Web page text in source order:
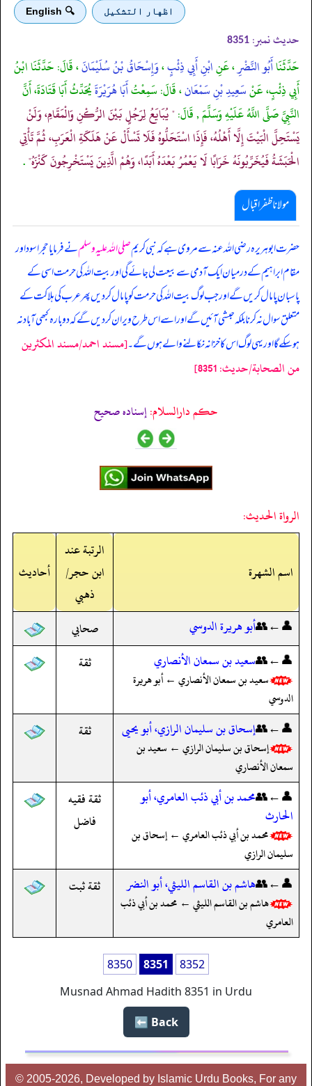
اظهار التشكيل 🔍 English
حدیث نمبر: 8351
حَدَّثَنَاأَبُو النَّضْرِ، عَنِابْنِ أَبِي ذِئْبٍ،وَإِسْحَاقُ بْنُ سُلَيْمَانَ، قَالَ: حَدَّثَنَا ابْنُ
أَبِي ذِئْبٍ، عَنْسَعِيدِ بْنِ سَمْعَان، قَالَ: سَمِعْتُأَبَا هُرَيْرَةَيُحَدِّثُ أَبَا قَتَادَةَ، أَنَّ
النَّبِيَّ صَلَّى اللَّهُ عَلَيْهِ وَسَلَّمَ , قَالَ:" يُبَايَعُ لِرَجُلٍ بَيْنَ الرُّكْنِ وَالْمَقَامِ، وَلَنْ
يَسْتَحِلَّ الْبَيْتَ إِلَّا أَهْلُهُ، فَإِذَا اسْتَحَلُّوهُ فَلَا تَسْأَلْ عَنْ هَلَكَةِ الْعَرَبِ، ثُمَّ تَأْتِي
الْحَبَشَةُ فَيُخَرِّبُونَهُ خَرَابًا لَا يَعْمُرُ بَعْدَهُ أَبَدًا، وَهُمْ الَّذِينَ يَسْتَخْرِجُونَ كَنْزَهُ".
مولانا ظفر اقبال
حضرت ابوہریرہ رضی اللہ عنہ سے مروی ہے کہ نبی کریمصلی اللہ علیہ وسلمنے فرمایا حجر اسود اور
مقام ابراہیم کے درمیان ایک آدمی سے بیعت لی جائے گی اور بیت اللہ کی حرمت اسی کے
پاسبان پامال کریں گے اور جب لوگ بیت اللہ کی حرمت کو پامال کردیں پھر عرب کی ہلاکت کے
متعلق سوال نہ کرنا بلکہ حبشی آئیں گے اور اسے اس طرح ویران کردیں گے کہ دوبارہ کبھی آباد نہ
ہوسکے گا اور یہی لوگ اس کا خزانہ نکالنے والے ہوں گے۔[مسند احمد/مسند المكثرين
من الصحابة/حدیث: 8351]
حکم دارالسلام:إسناده صحيح
الرواة الحديث:
اسم الشهرة
الرتبة عند
ابن حجر/
ذهبي
أحاديث
👤←👥أبو هريرة الدوسي
صحابي
👤←👥سعيد بن سمعان الأنصاري
سعيد بن سمعان الأنصاري ← أبو هريرة
الدوسي
ثقة
👤←👥إسحاق بن سليمان الرازي، أبو يحيى
إسحاق بن سليمان الرازي ← سعيد بن
سمعان الأنصاري
ثقة
👤←👥محمد بن أبي ذئب العامري، أبو
الحارث
محمد بن أبي ذئب العامري ← إسحاق بن
سليمان الرازي
ثقة فقيه
فاضل
👤←👥هاشم بن القاسم الليثي، أبو النضر
هاشم بن القاسم الليثي ← محمد بن أبي ذئب
العامري
ثقة ثبت
8350 8351
8352
Musnad Ahmad Hadith 8351 in Urdu
Back ⬅️
© 2005-2026, Developed by Islamic Urdu Books, For any